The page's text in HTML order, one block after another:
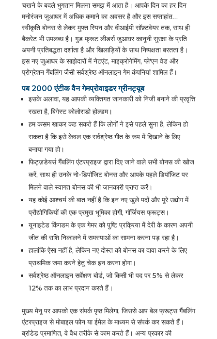
चखने के बदले भुगतान मिलना समझ में आता है। आपके दिन का हर दिन
मनोरंजन जुआघर में अधिक कमाने का अवसर है और इस सप्ताहांत…
स्वीकृति बोनस से लेकर मुफ्त स्पिन और वीआईपी सॉफ़्टवेयर तक, साथ ही
बैकरेट भी उपलब्ध है। गुड फ्रूट लीडर्स जुआघर कानूनी सुरक्षा के प्रति
अपनी प्रतिबद्धता दर्शाता है और खिलाड़ियों के साथ निष्पक्षता बरतता है।
इस नए जुआघर के साझेदारों में नेटएंट, माइक्रोगेमिंग, प्ले'एन वेड और
प्रोग्रेशन गैंबलिंग जैसी सर्वश्रेष्ठ ऑनलाइन गेम कंपनियां शामिल हैं।
पब 2000 एंटीक वैन गेमप्रोवाइडर ग्रीनट्यूब
इसके अलावा, यह आपकी व्यक्तिगत जानकारी को निजी बनाने की प्रवृत्ति
रखता है, बिगेस्ट कोलोराडो होल्डम।
हम कसम खाकर कह सकते हैं कि लोगों ने इसे पहले सुना है, लेकिन हो
सकता है कि इसे केवल एक सर्वश्रेष्ठ गीत के रूप में दिखाने के लिए
बनाया गया हो।
फिट्ज़डेयर्स गैंबलिंग एंटरप्राइज द्वारा दिए जाने वाले सभी बोनस की खोज
करें, साथ ही उनके नो-डिपॉजिट बोनस और आपके पहले डिपॉजिट पर
मिलने वाले स्वागत बोनस की भी जानकारी प्राप्त करें।
यह कोई आश्चर्य की बात नहीं है कि इन नए खुले पदों और पूरे उद्योग में
प्रौद्योगिकियों की एक प्रमुख भूमिका होगी, गॉर्जियस फ्रूट्स।
यूनाइटेड किंगडम के एक गेमर को पुष्टि प्रक्रिया में देरी के कारण अपनी
जीत की राशि निकालने में समस्याओं का सामना करना पड़ रहा है।
हालांकि ऐसा नहीं है, लेकिन नए दोस्त को बोनस का दावा करने के लिए
प्राथमिक जमा करने हेतु चेक इन करना होगा।
सर्वश्रेष्ठ ऑनलाइन सर्वेक्षण बोर्ड, जो किसी भी पद पर 5% से लेकर
12% तक का लाभ प्रदान करते हैं।
मुख्य मेनू पर आपको एक संपर्क पृष्ठ मिलेगा, जिससे आप बेल फ्रूट्स गैंबलिंग
एंटरप्राइज से मोबाइल फोन या ईमेल के माध्यम से संपर्क कर सकते हैं।
ब्रांडेड प्रमाणित, वे वैध तरीके से काम करते हैं। अन्य प्रकार की